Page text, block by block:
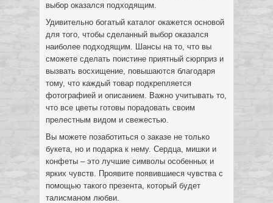
выбор оказался подходящим.
Удивительно богатый каталог окажется основой
для того, чтобы сделанный выбор оказался
наиболее подходящим. Шансы на то, что вы
сможете сделать поистине приятный сюрприз и
вызвать восхищение, повышаются благодаря
тому, что каждый товар подкрепляется
фотографией и описанием. Важно учитывать то,
что все цветы готовы порадовать своим
прелестным видом и свежестью.
Вы можете позаботиться о заказе не только
букета, но и подарка к нему. Сердца, мишки и
конфеты – это лучшие символы особенных и
ярких чувств. Проявите появившиеся чувства с
помощью такого презента, который будет
талисманом любви.